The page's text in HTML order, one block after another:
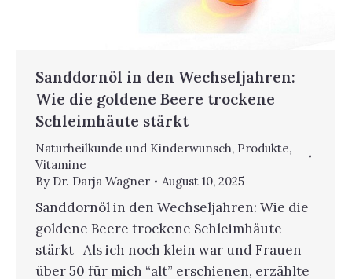
Sanddornöl in den Wechseljahren:
Wie die goldene Beere trockene
Schleimhäute stärkt
Naturheilkunde und Kinderwunsch, Produkte,
Vitamine
By Dr. Darja Wagner August 10, 2025
Sanddornöl in den Wechseljahren: Wie die
goldene Beere trockene Schleimhäute
stärkt Als ich noch klein war und Frauen
über 50 für mich “alt” erschienen, erzählte